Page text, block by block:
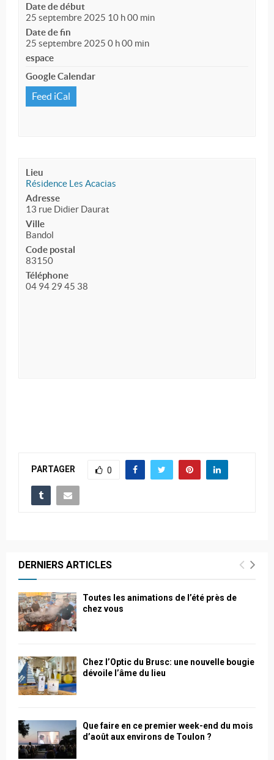
Date de début
25 septembre 2025 10 h 00 min
Date de fin
25 septembre 2025 0 h 00 min
espace
Google Calendar
Feed iCal
Lieu
Résidence Les Acacias
Adresse
13 rue Didier Daurat
Ville
Bandol
Code postal
83150
Téléphone
04 94 29 45 38
PARTAGER 0
DERNIERS ARTICLES
Toutes les animations de l’été près de
chez vous
Chez l’Optic du Brusc: une nouvelle bougie
dévoile l’âme du lieu
Que faire en ce premier week-end du mois
d’août aux environs de Toulon ?